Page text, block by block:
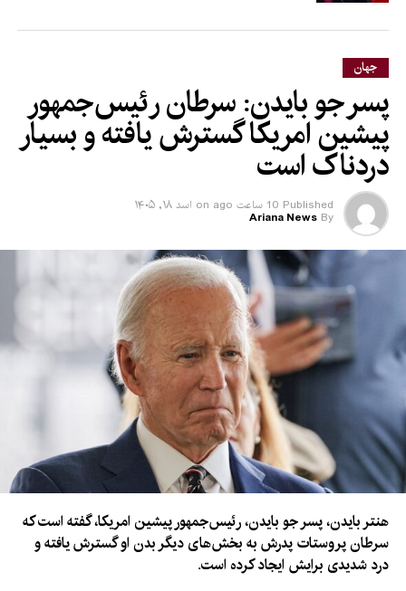
جهان
پسر جو بایدن: سرطان رئیس‌جمهور
پیشین امریکا گسترش یافته و بسیار
دردناک است
Published 10 ساعت ago on اسد ۱۸, ۱۴۰۵
By
Ariana News
هنتر بایدن، پسر جو بایدن، رئیس‌جمهور پیشین امریکا، گفته است که
سرطان پروستات پدرش به بخش‌های دیگر بدن او گسترش یافته و
درد شدیدی برایش ایجاد کرده است.